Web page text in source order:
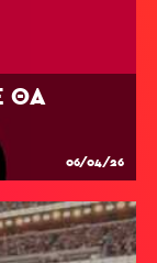
ΘΑ
06/04/26